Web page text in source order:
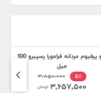
ادو پرفیوم مردانه فرامورا رسپیرو 100
میل
۵٪
۳,۸۵۰,۰۰۰
۳,۶۵۷,۵۰۰ تومان